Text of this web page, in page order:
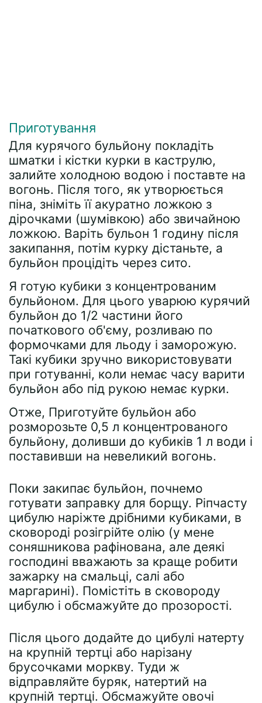
Приготування
Для курячого бульйону покладіть
шматки і кістки курки в каструлю,
залийте холодною водою і поставте на
вогонь. Після того, як утворюється
піна, зніміть її акуратно ложкою з
дірочками (шумівкою) або звичайною
ложкою. Варіть бульон 1 годину після
закипання, потім курку дістаньте, а
бульйон процідіть через сито.
Я готую кубики з концентрованим
бульйоном. Для цього уварюю курячий
бульйон до 1/2 частини його
початкового об'єму, розливаю по
формочками для льоду і заморожую.
Такі кубики зручно використовувати
при готуванні, коли немає часу варити
бульйон або під рукою немає курки.
Отже, Приготуйте бульйон або
розморозьте 0,5 л концентрованого
бульйону, доливши до кубиків 1 л води і
поставивши на невеликий вогонь.
Поки закипає бульйон, почнемо
готувати заправку для борщу. Ріпчасту
цибулю наріжте дрібними кубиками, в
сковороді розігрійте олію (у мене
соняшникова рафінована, але деякі
господині вважають за краще робити
зажарку на смальці, салі або
маргарині). Помістіть в сковороду
цибулю і обсмажуйте до прозорості.
Після цього додайте до цибулі натерту
на крупній тертці або нарізану
брусочками моркву. Туди ж
відправляйте буряк, натертий на
крупній тертці. Обсмажуйте овочі